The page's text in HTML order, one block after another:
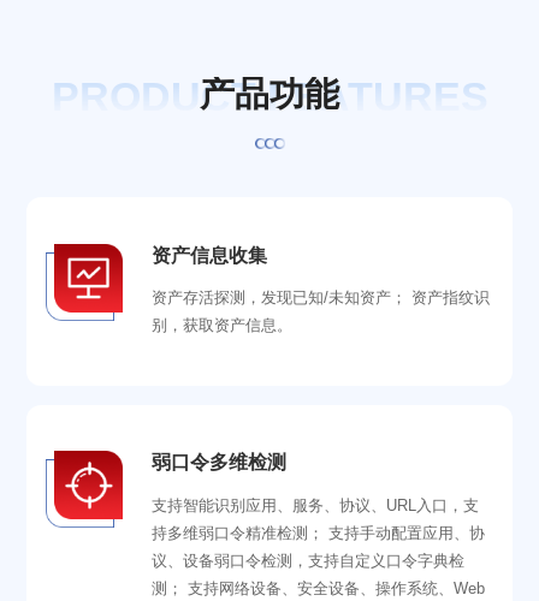
PRODUCT FEATURES
产品功能
资产信息收集
资产存活探测，发现已知/未知资产； 资产指纹识
别，获取资产信息。
弱口令多维检测
支持智能识别应用、服务、协议、URL入口，支
持多维弱口令精准检测； 支持手动配置应用、协
议、设备弱口令检测，支持自定义口令字典检
测； 支持网络设备、安全设备、操作系统、Web